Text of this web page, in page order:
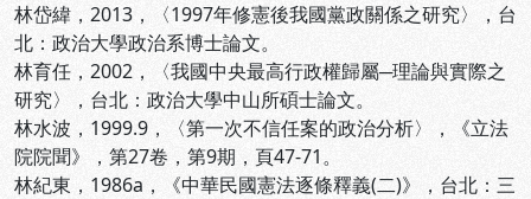
林岱緯，2013，〈1997年修憲後我國黨政關係之研究〉，台
北：政治大學政治系博士論文。
林育任，2002，〈我國中央最高行政權歸屬─理論與實際之
研究〉，台北：政治大學中山所碩士論文。
林水波，1999.9，〈第一次不信任案的政治分析〉，《立法
院院聞》，第27卷，第9期，頁47-71。
林紀東，1986a，《中華民國憲法逐條釋義(二)》，台北：三